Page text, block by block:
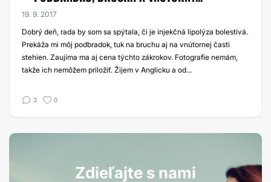
19. 9. 2017
Dobrý deň, rada by som sa spýtala, či je injekčná lipolýza bolestivá.
Prekáža mi môj podbradok, tuk na bruchu aj na vnútornej časti
stehien. Zaujíma ma aj cena týchto zákrokov. Fotografie nemám,
takže ich nemôžem priložiť. Žijem v Anglicku a od...
3 0
Zdieľajte s nami